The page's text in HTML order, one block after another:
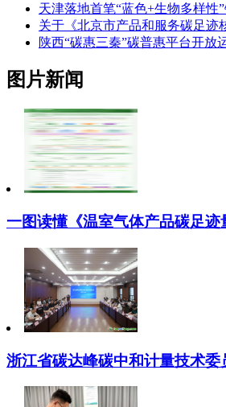
天津落地首笔“蓝色+生物多样性
关于《北京市产品和服务碳足迹
陕西“碳惠三秦”碳普惠平台开放
图片新闻
一图读懂《温室气体产品碳足迹
浙江省碳达峰碳中和计量技术委